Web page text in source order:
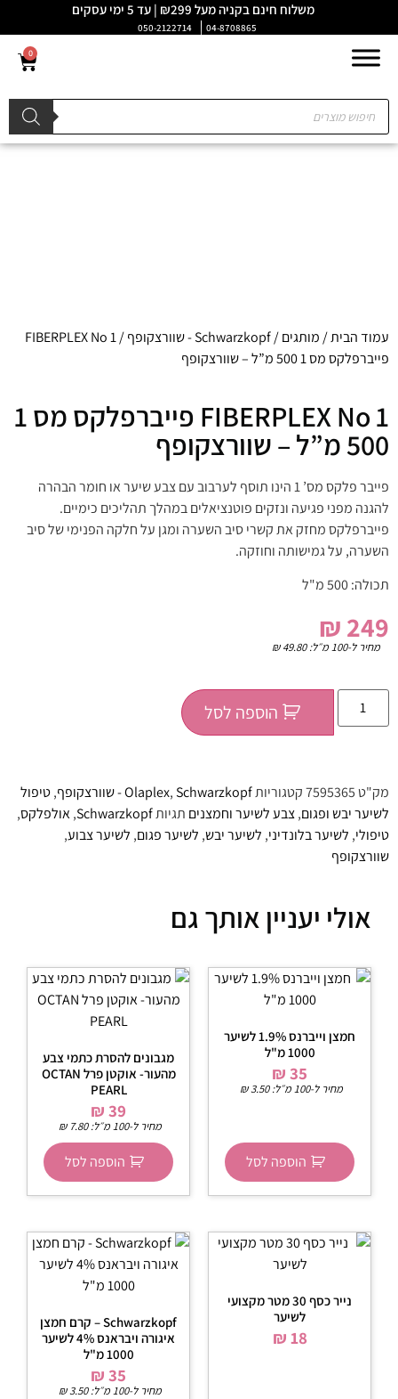
משלוח חינם בקניה מעל ₪299 | עד 5 ימי עסקים
04-8708865
050-2122714
0
עמוד הבית/מותגים/Schwarzkopf - שוורצקופף
/ FIBERPLEX No 1
פייברפלקס מס 1 500 מ”ל – שוורצקופף
FIBERPLEX No 1 פייברפלקס מס 1
500 מ”ל – שוורצקופף
פייבר פלקס מס’ 1 הינו תוסף לערבוב עם צבע שיער או חומר הבהרה
להגנה מפני פגיעה ונזקים פוטנציאלים במהלך תהליכים כימיים.
פייברפלקס מחזק את קשרי סיב השערה ומגן על חלקה הפנימי של סיב
השערה, על גמישותה וחוזקה.
תכולה: 500 מ"ל
₪ 249
מחיר ל-100 מ״ל: ₪49.80
הוספה לסל
מק"ט7595365קטגוריות Olaplex,Schwarzkopf - שוורצקופף ,טיפול
לשיער יבש ופגום,צבע לשיער וחמצניםתגיותSchwarzkopf
,אולפלקס,
טיפולי,לשיער בלונדיני,לשיער יבש,לשיער פגום,לשיער צבוע,
שוורצקופף
אולי יעניין אותך גם
חמצן וייברנס 1.9% לשיער
1000 מ"ל
₪35
מחיר ל-100 מ״ל: ₪3.50
הוספה לסל
מגבונים להסרת כתמי צבע
מהעור- אוקטן פרל OCTAN
PEARL
₪39
מחיר ל-100 מ״ל: ₪7.80
הוספה לסל
נייר כסף 30 מטר מקצועי
לשיער
₪18
Schwarzkopf – קרם חמצן
איגורה ויבראנס 4% לשיער
1000 מ"ל
₪35
מחיר ל-100 מ״ל: ₪3.50